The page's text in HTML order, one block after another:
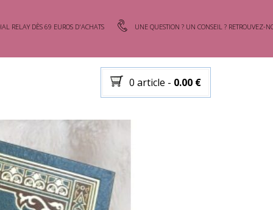
RELAY DÈS 69 EUROS D'ACHATS
UNE QUESTION ? UN CONSEIL ?
0 article - 0.00 €